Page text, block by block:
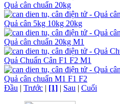
Quả cân chuẩn 20kg
Quả cân 5kg 10kg 20kg
Quả cân chuẩn 20kg M1
Quả Chuẩn Cân F1 F2 M1
Quả cân chuẩn M1 F1 F2
Đầu | Trước | [1] | Sau | Cuối